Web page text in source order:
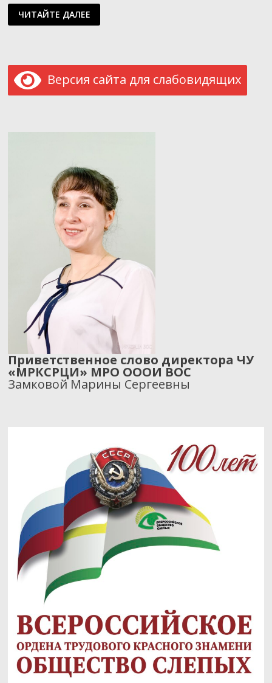
ИТОГИ
И
ПЛАНЫ
ЧИТАЙТЕ ДАЛЕЕ
Версия сайта для слабовидящих
Приветственное слово директора ЧУ
«МРКСРЦИ» МРО ОООИ ВОС
Замковой Марины Сергеевны